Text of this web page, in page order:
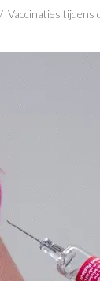
/ Vaccinaties tijdens